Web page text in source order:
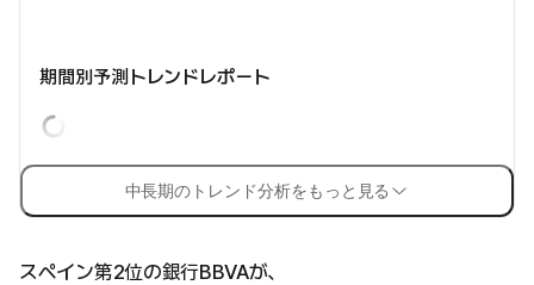
期間別予測トレンドレポート
中長期のトレンド分析をもっと見る
スペイン第2位の銀行BBVAが、